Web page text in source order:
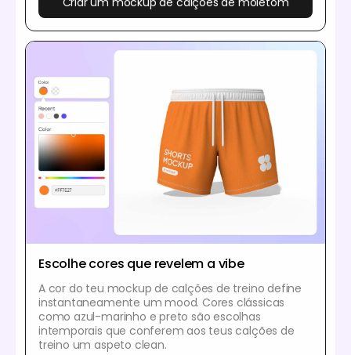
Escolhe cores que revelem a vibe
A cor do teu mockup de calções de treino define
instantaneamente um mood. Cores clássicas
como azul-marinho e preto são escolhas
intemporais que conferem aos teus calções de
treino um aspeto clean.